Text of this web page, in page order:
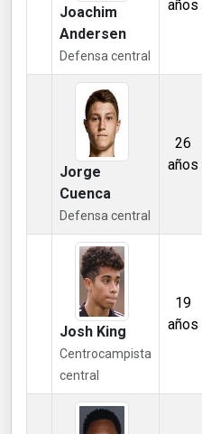
Joachim
Andersen
Defensa central
años
Jorge
Cuenca
Defensa central
26
años
Josh King
Centrocampista
central
19
años